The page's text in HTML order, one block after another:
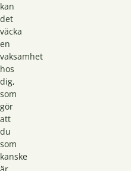
kan
det
väcka
en
vaksamhet
hos
dig,
som
gör
att
du
som
kanske